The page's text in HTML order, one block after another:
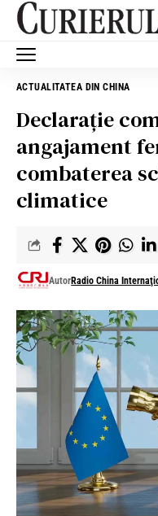
ACTUALITATEA DIN CHINA
Declarație
angajament
combaterea
climatice
AutorRadio China